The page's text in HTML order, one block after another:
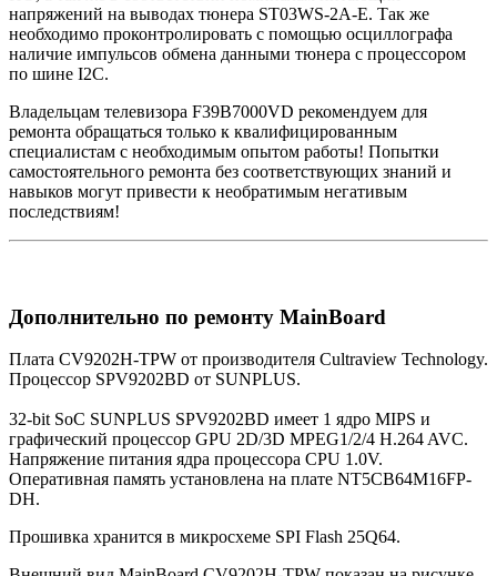
напряжений на выводах тюнера ST03WS-2A-E. Так же
необходимо проконтролировать с помощью осциллографа
наличие импульсов обмена данными тюнера с процессором
по шине I2C.
Владельцам телевизора F39B7000VD рекомендуем для
ремонта обращаться только к квалифицированным
специалистам с необходимым опытом работы! Попытки
самостоятельного ремонта без соответствующих знаний и
навыков могут привести к необратимым негативым
последствиям!
Дополнительно по ремонту MainBoard
Плата CV9202H-TPW от производителя Cultraview Technology.
Процессор SPV9202BD от SUNPLUS.
32-bit SoC SUNPLUS SPV9202BD имеет 1 ядро MIPS и
графический процессор GPU 2D/3D MPEG1/2/4 H.264 AVC.
Напряжение питания ядра процессора CPU 1.0V.
Оперативная память установлена на плате NT5CB64M16FP-
DH.
Прошивка хранится в микросхеме SPI Flash 25Q64.